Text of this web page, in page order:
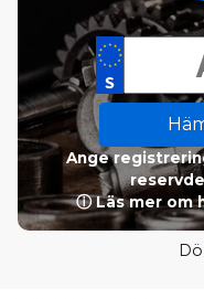
Ange
ⓘ Läs mer om